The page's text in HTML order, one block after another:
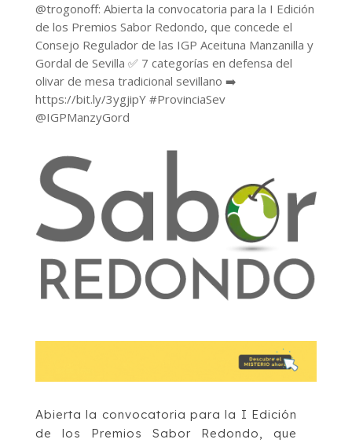
@trogonoff: Abierta la convocatoria para la I Edición
de los Premios Sabor Redondo, que concede el
Consejo Regulador de las IGP Aceituna Manzanilla y
Gordal de Sevilla ✅ 7 categorías en defensa del
olivar de mesa tradicional sevillano ➡️
https://bit.ly/3ygjipY #ProvinciaSev
@IGPManzyGord
Abierta la convocatoria para la I Edición
de los Premios Sabor Redondo, que